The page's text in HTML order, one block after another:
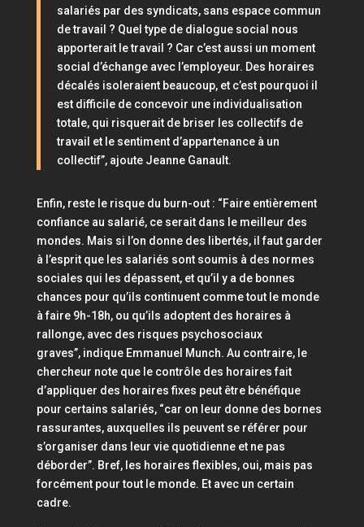
salariés par des syndicats, sans espace commun
de travail ? Quel type de dialogue social nous
apporterait le travail ? Car c’est aussi un moment
social d’échange avec l’employeur. Des horaires
décalés isoleraient beaucoup, et c’est pourquoi il
est difficile de concevoir une individualisation
totale, qui risquerait de briser les collectifs de
travail et le sentiment d’appartenance à un
collectif”, ajoute Jeanne Ganault.
Enfin, reste le risque du burn-out : “Faire entièrement
confiance au salarié, ce serait dans le meilleur des
mondes. Mais si l’on donne des libertés, il faut garder
à l’esprit que les salariés sont soumis à des normes
sociales qui les dépassent, et qu’il y a de bonnes
chances pour qu’ils continuent comme tout le monde
à faire 9h-18h, ou qu’ils adoptent des horaires à
rallonge, avec des risques psychosociaux
graves”,indique Emmanuel Munch. Au contraire, le
chercheur note que le contrôle des horaires fait
d’appliquer des horaires fixes peut être bénéfique
pour certains salariés, “car on leur donne des bornes
rassurantes, auxquelles ils peuvent se référer pour
s’organiser dans leur vie quotidienne et ne pas
déborder”. Bref, les horaires flexibles, oui, mais pas
forcément pour tout le monde. Et avec un certain
cadre.